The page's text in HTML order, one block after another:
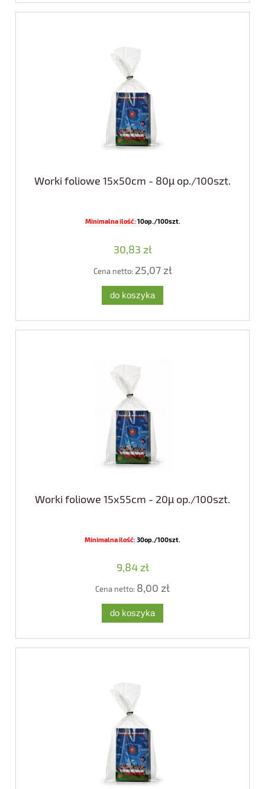
Worki foliowe 15x50cm - 80µ op./100szt.
Minimalna ilość:10op./100szt.
30,83 zł
Cena netto: 25,07 zł
do koszyka
Worki foliowe 15x55cm - 20µ op./100szt.
Minimalna ilość:30op./100szt.
9,84 zł
Cena netto: 8,00 zł
do koszyka